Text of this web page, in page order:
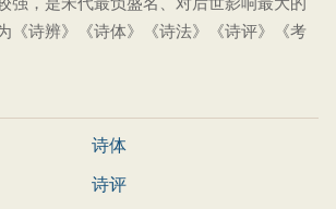
《诗辨》《诗体》《诗法》《诗评》《考
诗体
诗评